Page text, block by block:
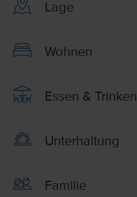
Lage
Wohnen
Essen & Trinken
Unterhaltung
Familie